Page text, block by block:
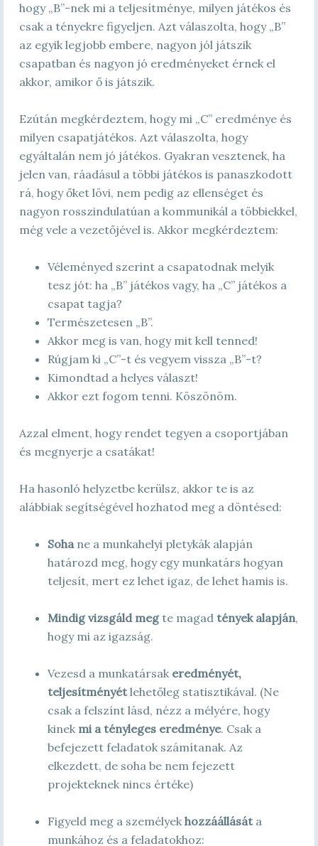
hogy „B”-nek mi a teljesítménye, milyen játékos és
csak a tényekre figyeljen. Azt válaszolta, hogy „B”
az egyik legjobb embere, nagyon jól játszik
csapatban és nagyon jó eredményeket érnek el
akkor, amikor ő is játszik.
Ezútán megkérdeztem, hogy mi „C” eredménye és
milyen csapatjátékos. Azt válaszolta, hogy
egyáltalán nem jó játékos. Gyakran vesztenek, ha
jelen van, ráadásul a többi játékos is panaszkodott
rá, hogy őket lövi, nem pedig az ellenséget és
nagyon rosszindulatúan a kommunikál a többiekkel,
még vele a vezetőjével is. Akkor megkérdeztem:
Véleményed szerint a csapatodnak melyik
tesz jót: ha „B” játékos vagy, ha „C” játékos a
csapat tagja?
Természetesen „B”.
Akkor meg is van, hogy mit kell tenned!
Rúgjam ki „C”-t és vegyem vissza „B”-t?
Kimondtad a helyes választ!
Akkor ezt fogom tenni. Köszönöm.
Azzal elment, hogy rendet tegyen a csoportjában
és megnyerje a csatákat!
Ha hasonló helyzetbe kerülsz, akkor te is az
alábbiak segítségével hozhatod meg a döntésed:
Sohane a munkahelyi pletykák alapján
határozd meg, hogy egy munkatárs hogyan
teljesít, mert ez lehet igaz, de lehet hamis is.
Mindig vizsgáld megte magad tények alapján,
hogy mi az igazság.
Vezesd a munkatársak eredményét,
teljesítményétlehetőleg statisztikával. (Ne
csak a felszínt lásd, nézz a mélyére, hogy
kinek mi a tényleges eredménye. Csak a
befejezett feladatok számítanak. Az
elkezdett, de soha be nem fejezett
projekteknek nincs értéke)
Figyeld meg a személyek hozzáállását a
munkához és a feladatokhoz: